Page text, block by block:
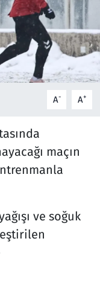
A- A+
maçın
ve soğuk